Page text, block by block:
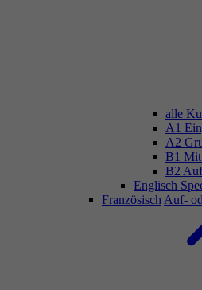
alle
A1
A2
B1
B2
Englisch
Französisch Auf-